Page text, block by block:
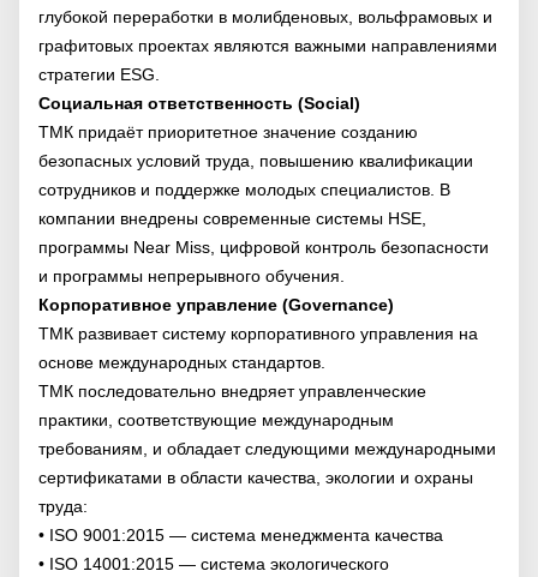
глубокой переработки в молибденовых, вольфрамовых и
графитовых проектах являются важными направлениями
стратегии ESG.
Социальная ответственность (Social)
ТМК придаёт приоритетное значение созданию
безопасных условий труда, повышению квалификации
сотрудников и поддержке молодых специалистов. В
компании внедрены современные системы HSE,
программы Near Miss, цифровой контроль безопасности
и программы непрерывного обучения.
Корпоративное управление (Governance)
ТМК развивает систему корпоративного управления на
основе международных стандартов.
ТМК последовательно внедряет управленческие
практики, соответствующие международным
требованиям, и обладает следующими международными
сертификатами в области качества, экологии и охраны
труда:
• ISO 9001:2015 — система менеджмента качества
• ISO 14001:2015 — система экологического